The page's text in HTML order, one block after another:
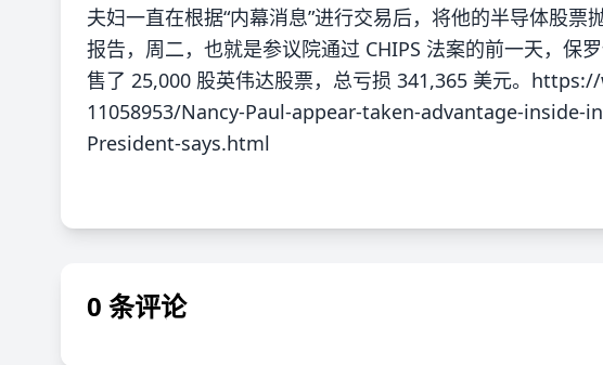
夫妇一直在根据“内幕消息”进行交易后，将他的半导体股票
报告，周二，也就是参议院通过 CHIPS 法案的前一天，保
售了 25,000 股英伟达股票，总亏损 341,365 美元。
11058953/Nancy-Paul-appear-taken-advantage-inside-
President-says.html
0 条评论